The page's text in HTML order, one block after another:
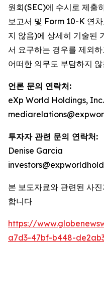
원회(SEC)에 수시로 제출
보고서 및 Form 10-K 연
지 않음)에 상세히 기술된
서 요구하는 경우를 제외
어떠한 의무도 부담하지
언론 문의 연락처:
eXp World Holdings, Inc.
투자자 관련 문의 연락처:
Denise Garcia
본 보도자료와 관련된 사
합니다
https://
a7d3-47bf-b448-